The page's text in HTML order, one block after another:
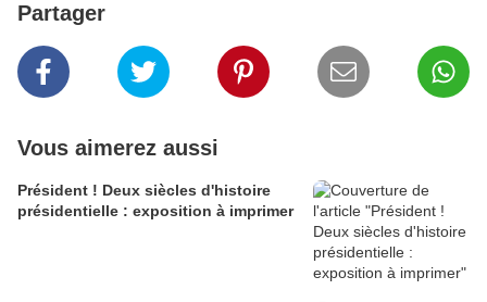
Partager
Vous aimerez aussi
Président ! Deux siècles d'histoire
présidentielle : exposition à imprimer